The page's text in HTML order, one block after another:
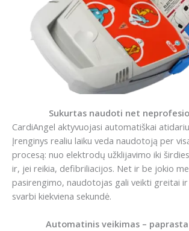
Sukurtas naudoti net
CardiAngel aktyvuojasi automatiškai
Įrenginys realiu laiku veda naudotoją per
procesą: nuo elektrodų užklijavimo iki
ir, jei reikia, defibriliacijos. Net ir be jokio
pasirengimo, naudotojas gali veikti greitai
svarbi kiekviena sekundė.
Automatinis veikimas –